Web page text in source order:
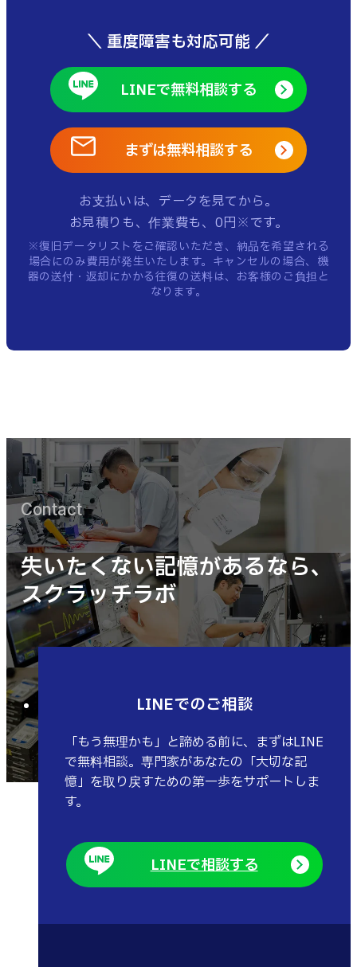
＼ 重度障害も対応可能 ／
LINEで無料相談する
まずは無料相談する
お支払いは、データを見てから。
お見積りも、作業費も、0円※です。
※復旧データリストをご確認いただき、納品を希望される
場合にのみ費用が発生いたします。 キャンセルの場合、機
器の送付・返却にかかる往復の送料は、お客様のご負担と
なります。
失いたくない記憶があるなら、
スクラッチラボ
Contact
LINEでのご相談
「もう無理かも」と諦める前に、まずはLINE
で無料相談。専門家があなたの「大切な記
憶」を取り戻すための第一歩をサポートしま
す。
LINEで相談する